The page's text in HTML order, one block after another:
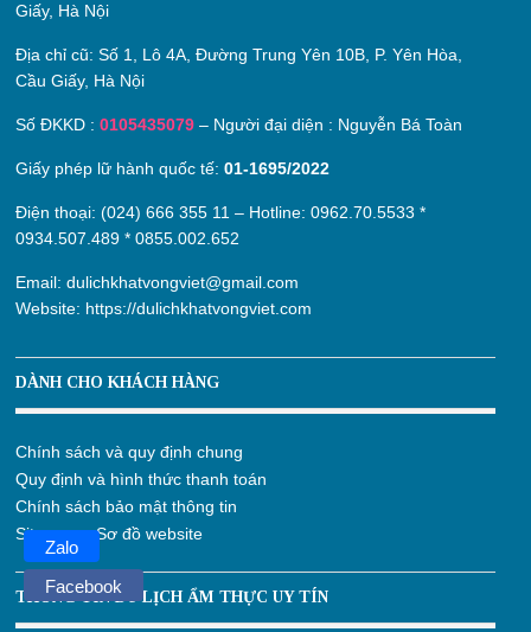
Giấy, Hà Nội
Địa chỉ cũ:Số 1, Lô 4A, Đường Trung Yên 10B, P. Yên Hòa,
Cầu Giấy, Hà Nội
Số ĐKKD :0105435079 – Người đại diện : Nguyễn Bá Toàn
Giấy phép lữ hành quốc tế:01-1695/2022
Điện thoại: (024) 666 355 11 – Hotline:0962.70.5533 *
0934.507.489 *0855.002.652
Email:dulichkhatvongviet@gmail.com
Website: https://dulichkhatvongviet.com
DÀNH CHO KHÁCH HÀNG
Chính sách và quy định chung
Quy định và hình thức thanh toán
Chính sách bảo mật thông tin
Sitemap – Sơ đồ website
THÔNG TIN DU LỊCH ẨM THỰC UY TÍN
Zalo
Facebook